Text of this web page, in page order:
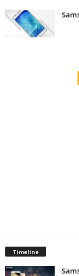
Timeline